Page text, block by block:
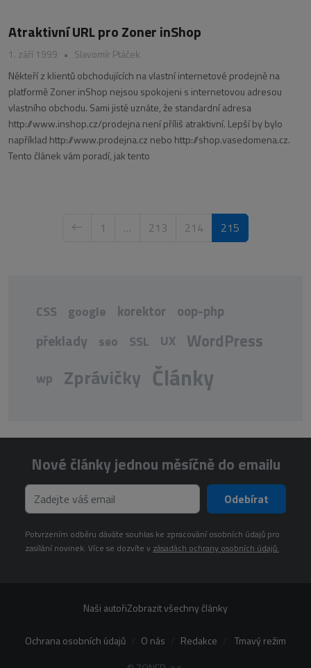
Atraktivní URL pro Zoner inShop
1. září 1999 • Slavomír Ptáček
Někteří z klientů obchodujících na vlastní internetové prodejně na
platformě Zoner inShop nejsou spokojeni s internetovou adresou
vlastního obchodu. Sami jistě uznáte, že standardní adresa
http://www.inshop.cz/prodejna není příliš atraktivní. Lepší by bylo
například http://www.prodejna.cz nebo http://shop.vasedomena.cz.
Tento článek vám poradí, jak tento
1 … 213 214 215
CSS google korektor oop-php
překlady seo SSL UX WordPress
wp Zprávičky Články
Nové články jednou měsíčně do emailu
Odebírat
Potvrzením odběru dáváte souhlas ke zpracování osobních údajů pro
zasílání novinek. Více se dozvíte v zásadách ochrany osobních údajů.
Naši autořiZobrazit všechny články
Ochrana osobních údajů O nás Redakce Tmavý režim